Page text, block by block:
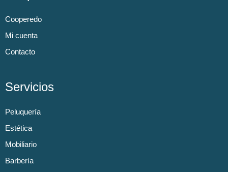
Cooperedo
Mi cuenta
Contacto
Servicios
Peluquería
Estética
Mobiliario
Barbería